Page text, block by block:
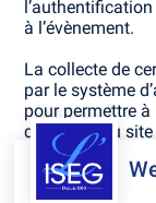
à l’évènement.
La collecte de
par le système
pour permettre à
d’accéder au
informations
logistique d’un